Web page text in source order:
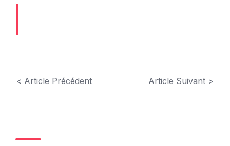
< Article Précédent Article Suivant >